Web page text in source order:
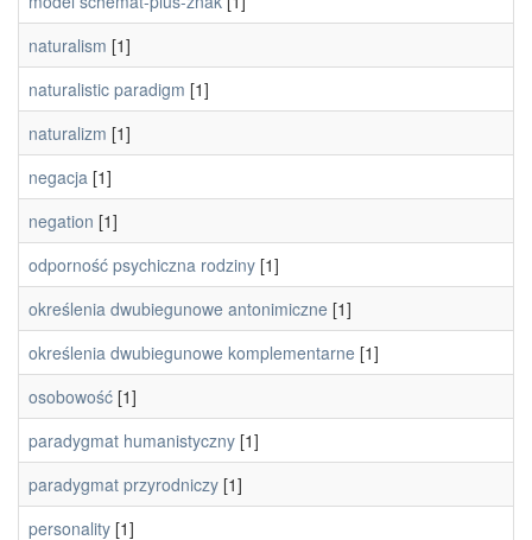
naturalism [1]
naturalistic paradigm [1]
naturalizm [1]
negacja [1]
negation [1]
odporność psychiczna rodziny [1]
określenia dwubiegunowe antonimiczne [1]
określenia dwubiegunowe komplementarne [1]
osobowość [1]
paradygmat humanistyczny [1]
paradygmat przyrodniczy [1]
personality [1]